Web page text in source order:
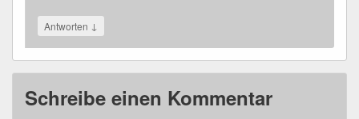
Antworten ↓
Schreibe einen Kommentar